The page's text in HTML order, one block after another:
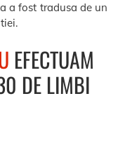
a fost tradusa de un
EFECTUAM
DE LIMBI